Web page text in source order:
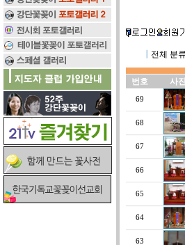
전체 분
번호 사진
69
68
67
66
65
64
63